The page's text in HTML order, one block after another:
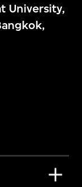
University,